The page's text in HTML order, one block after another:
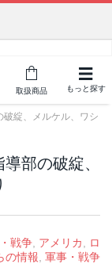
取扱商品 もっと探す
破綻、メルケル、ワシ
部の破綻、
戦争 アメリカ
ロ
の情報 軍事・戦争